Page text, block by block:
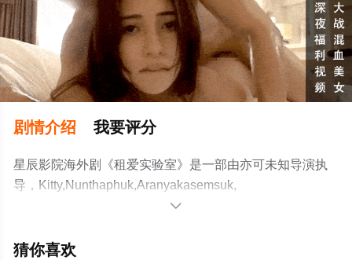
剧情介绍 我要评分
星辰影院海外剧《租爱实验室》是一部由亦可未知导演执
导，Kitty,Nunthaphuk,Aranyakasemsuk,
饰,Claire,Punch,Naphassanan,Kalaphan,
绎的泰国电视剧，大结局剧情已揭晓（已完结），手机免

猜你喜欢